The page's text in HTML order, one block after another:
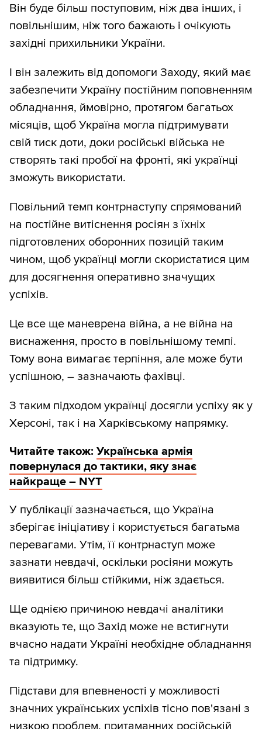
Він буде більш поступовим, ніж два інших, і
повільнішим, ніж того бажають і очікують
західні прихильники України.
І він залежить від допомоги Заходу, який має
забезпечити Україну постійним поповненням
обладнання, ймовірно, протягом багатьох
місяців, щоб Україна могла підтримувати
свій тиск доти, доки російські війська не
створять такі пробої на фронті, які українці
зможуть використати.
Повільний темп контрнаступу спрямований
на постійне витіснення росіян з їхніх
підготовлених оборонних позицій таким
чином, щоб українці могли скористатися цим
для досягнення оперативно значущих
успіхів.
Це все ще маневрена війна, а не війна на
виснаження, просто в повільнішому темпі.
Тому вона вимагає терпіння, але може бути
успішною, – зазначають фахівці.
З таким підходом українці досягли успіху як у
Херсоні, так і на Харківському напрямку.
Читайте також: Українська армія
повернулася до тактики, яку знає
найкраще – NYT
У публікації зазначається, що Україна
зберігає ініціативу і користується багатьма
перевагами. Утім, її контрнаступ може
зазнати невдачі, оскільки росіяни можуть
виявитися більш стійкими, ніж здається.
Ще однією причиною невдачі аналітики
вказують те, що Захід може не встигнути
вчасно надати Україні необхідне обладнання
та підтримку.
Підстави для впевненості у можливості
значних українських успіхів тісно пов'язані з
низкою проблем, притаманних російській